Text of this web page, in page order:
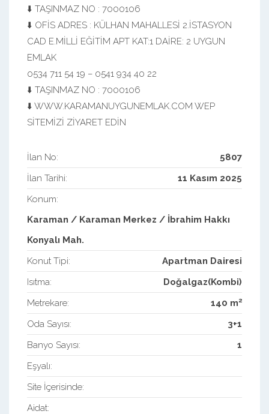
⬇️ TAŞINMAZ NO : 7000106
⬇️ OFİS ADRES : KÜLHAN MAHALLESİ 2.İSTASYON
CAD E.MİLLİ EĞİTİM APT KAT:1 DAİRE: 2 UYGUN
EMLAK
0534 711 54 19 – 0541 934 40 22
⬇️ TAŞINMAZ NO : 7000106
⬇️ WWW.KARAMANUYGUNEMLAK.COM WEP
SİTEMİZİ ZİYARET EDİN
İlan No:
5807
İlan Tarihi:
11 Kasım 2025
Konum:
Karaman / Karaman Merkez / İbrahim Hakkı
Konyalı Mah.
Konut Tipi:
Apartman Dairesi
Isıtma:
Doğalgaz(Kombi)
Metrekare:
140 m2
Oda Sayısı:
3+1
Banyo Sayısı:
1
Eşyalı:
Site İçerisinde:
Aidat: